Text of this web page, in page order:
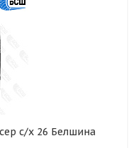
с/х 26 Белшина